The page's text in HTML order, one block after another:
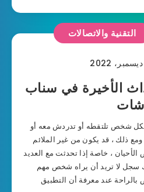
التقنية والاتصالات
الأخيرة في سناب
شات
شخص تلتقطه أو تدردش معه أو
ذلك ، قد يكون من غير الملائم
، خاصة إذا تحدثت مع العديد
سجل لا تريد أن يراه شخص مهم
بالراحة عند معرفة أن التطبيق